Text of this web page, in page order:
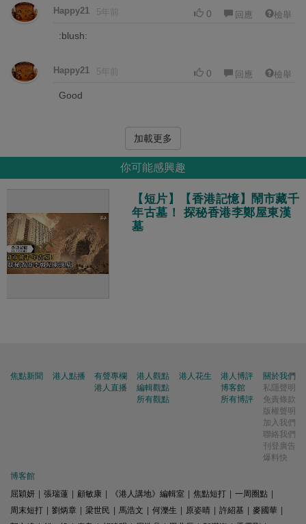
Happy21 5年前 0 回應 檢舉
:blush:
Happy21 5年前 0 回應 檢舉
Good
加載更多
你可能感興趣
【短片】【香港記憶】鬧市藏千
年古墓！ 探秘香港李鄭屋東漢
墓
焦點新聞 港人點播
有聲專欄
港人直播
港人觀點
編輯觀點
所有觀點
港人花生
港人博評
博客館
所有博評
關於我們
私隱聲明
免責條款
版權聲明
加入我們
聯絡我們
刊登廣告
爆料快
博客館
屈穎妍
張瑞蓮 顧敏康 《港人講地》編輯室 焦點短打 一周圈點
周末短打
劉炳章 梁世民 馬浩文 何濼生 原姿晴 許紹基 麥國華